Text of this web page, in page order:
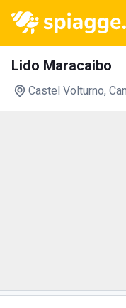
Lido Maracaibo
Castel Volturno,